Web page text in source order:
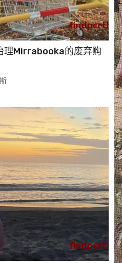
Mirrabooka的废弃购